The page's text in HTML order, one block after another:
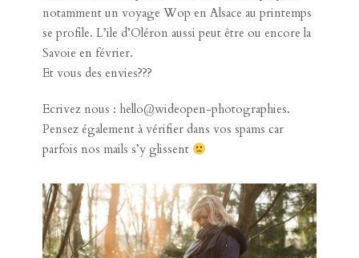
Pour l’instant des pistes, des envies et des projets,
notamment un voyage Wop en Alsace au printemps
se profile. L’ile d’Oléron aussi peut être ou encore la
Savoie en février.
Ecrivez nous : hello@wideopen-photographies.
Pensez également à vérifier dans vos spams car